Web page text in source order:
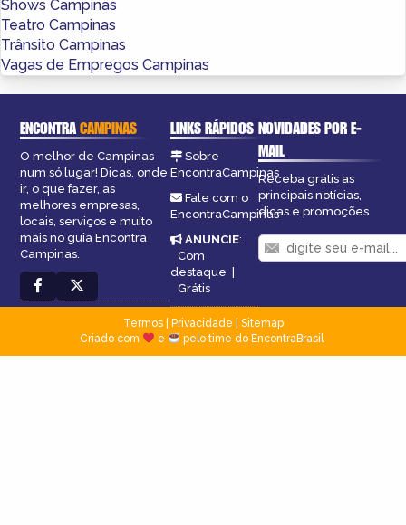
Shows Campinas
Teatro Campinas
Trânsito Campinas
Vagas de Empregos Campinas
ENCONTRACAMPINAS
O melhor de Campinas
num só lugar! Dicas, onde
ir, o que fazer, as
melhores empresas,
locais, serviços e muito
mais no guia Encontra
Campinas.
LINKS RÁPIDOS
Sobre
EncontraCampinas
Fale com o
EncontraCampinas
ANUNCIE:
Com
destaque
Grátis
NOVIDADES POR E-
MAIL
Receba grátis as
principais notícias,
dicas e promoções
Termos| Privacidade
Sitemap
Criado com
e pelo time do EncontraBrasil